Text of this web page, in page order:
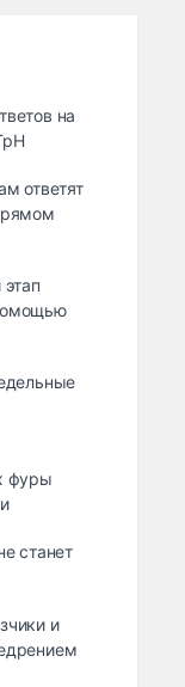
на
ответят
фуры
станет
и